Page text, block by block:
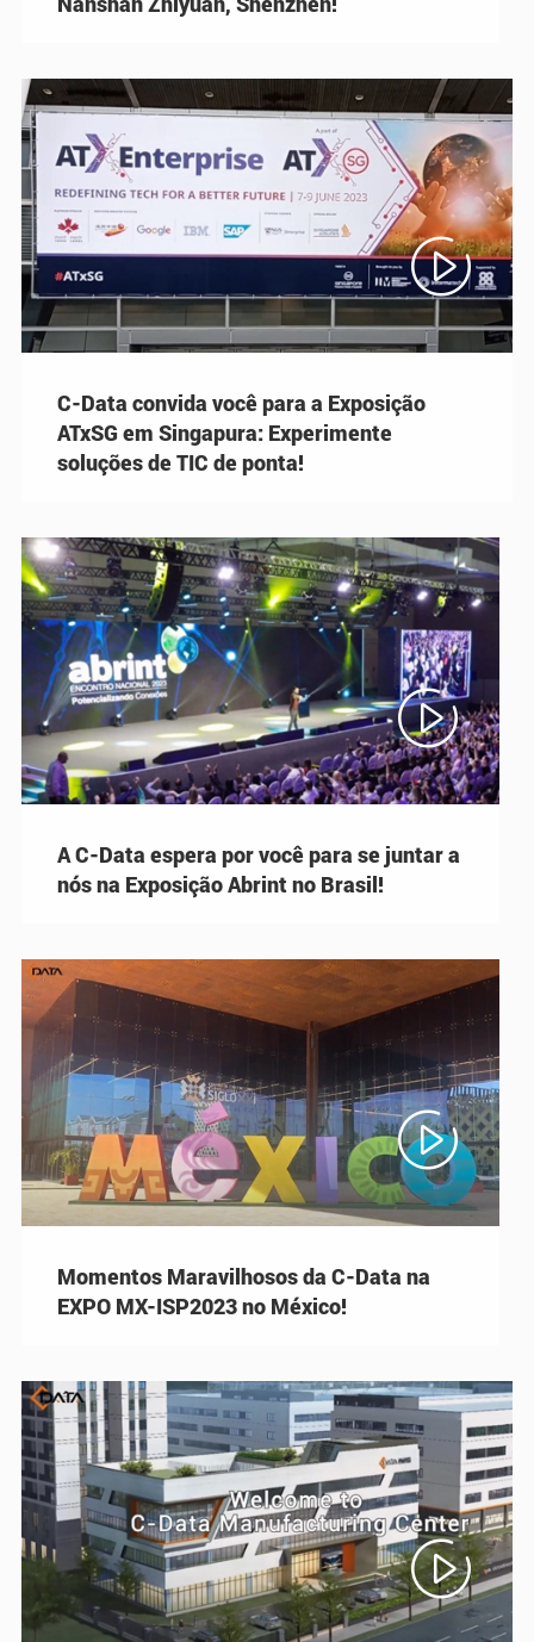

C-Data convida você para a Exposição
ATxSG em Singapura: Experimente
soluções de TIC de ponta!

A C-Data espera por você para se juntar a
nós na Exposição Abrint no Brasil!

Momentos Maravilhosos da C-Data na
EXPO MX-ISP2023 no México!
